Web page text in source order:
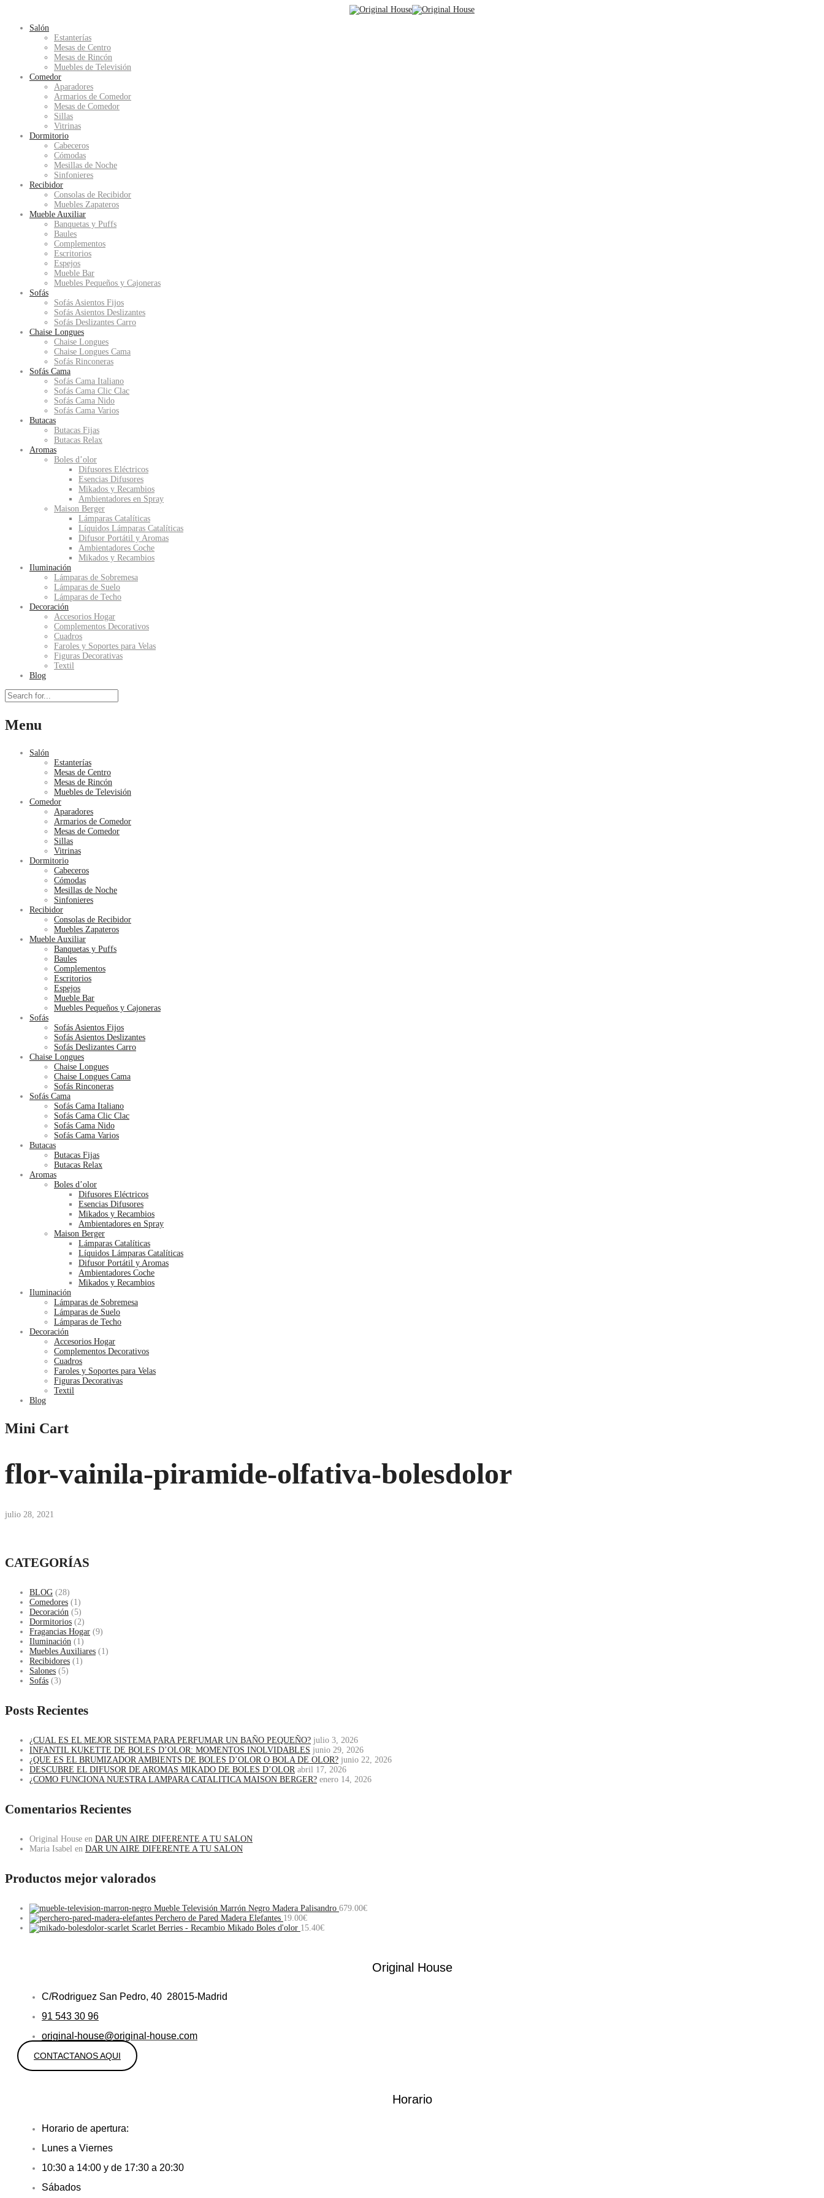
Salón
Estanterías
Mesas de Centro
Mesas de Rincón
Muebles de Televisión
Comedor
Aparadores
Armarios de Comedor
Mesas de Comedor
Sillas
Vitrinas
Dormitorio
Cabeceros
Cómodas
Mesillas de Noche
Sinfonieres
Recibidor
Consolas de Recibidor
Muebles Zapateros
Mueble Auxiliar
Banquetas y Puffs
Baules
Complementos
Escritorios
Espejos
Mueble Bar
Muebles Pequeños y Cajoneras
Sofás
Sofás Asientos Fijos
Sofás Asientos Deslizantes
Sofás Deslizantes Carro
Chaise Longues
Chaise Longues
Chaise Longues Cama
Sofás Rinconeras
Sofás Cama
Sofás Cama Italiano
Sofás Cama Clic Clac
Sofás Cama Nido
Sofás Cama Varios
Butacas
Butacas Fijas
Butacas Relax
Aromas
Boles d’olor
Difusores Eléctricos
Esencias Difusores
Mikados y Recambios
Ambientadores en Spray
Maison Berger
Lámparas Catalíticas
Líquidos Lámparas Catalíticas
Difusor Portátil y Aromas
Ambientadores Coche
Mikados y Recambios
Iluminación
Lámparas de Sobremesa
Lámparas de Suelo
Lámparas de Techo
Decoración
Accesorios Hogar
Complementos Decorativos
Cuadros
Faroles y Soportes para Velas
Figuras Decorativas
Textil
Blog
Menu
Salón
Estanterías
Mesas de Centro
Mesas de Rincón
Muebles de Televisión
Comedor
Aparadores
Armarios de Comedor
Mesas de Comedor
Sillas
Vitrinas
Dormitorio
Cabeceros
Cómodas
Mesillas de Noche
Sinfonieres
Recibidor
Consolas de Recibidor
Muebles Zapateros
Mueble Auxiliar
Banquetas y Puffs
Baules
Complementos
Escritorios
Espejos
Mueble Bar
Muebles Pequeños y Cajoneras
Sofás
Sofás Asientos Fijos
Sofás Asientos Deslizantes
Sofás Deslizantes Carro
Chaise Longues
Chaise Longues
Chaise Longues Cama
Sofás Rinconeras
Sofás Cama
Sofás Cama Italiano
Sofás Cama Clic Clac
Sofás Cama Nido
Sofás Cama Varios
Butacas
Butacas Fijas
Butacas Relax
Aromas
Boles d’olor
Difusores Eléctricos
Esencias Difusores
Mikados y Recambios
Ambientadores en Spray
Maison Berger
Lámparas Catalíticas
Líquidos Lámparas Catalíticas
Difusor Portátil y Aromas
Ambientadores Coche
Mikados y Recambios
Iluminación
Lámparas de Sobremesa
Lámparas de Suelo
Lámparas de Techo
Decoración
Accesorios Hogar
Complementos Decorativos
Cuadros
Faroles y Soportes para Velas
Figuras Decorativas
Textil
Blog
Mini Cart
flor-vainila-piramide-olfativa-bolesdolor
julio 28, 2021
CATEGORÍAS
BLOG (28)
Comedores (1)
Decoración (5)
Dormitorios (2)
Fragancias Hogar (9)
Iluminación (1)
Muebles Auxiliares (1)
Recibidores (1)
Salones (5)
Sofás (3)
Posts Recientes
¿CUAL ES EL MEJOR SISTEMA PARA PERFUMAR UN BAÑO PEQUEÑO? julio 3, 2026
INFANTIL KUKETTE DE BOLES D’OLOR: MOMENTOS INOLVIDABLES junio 29, 2026
¿QUE ES EL BRUMIZADOR AMBIENTS DE BOLES D’OLOR O BOLA DE OLOR? junio 22, 2026
DESCUBRE EL DIFUSOR DE AROMAS MIKADO DE BOLES D’OLOR abril 17, 2026
¿COMO FUNCIONA NUESTRA LAMPARA CATALITICA MAISON BERGER? enero 14, 2026
Comentarios Recientes
Original House en DAR UN AIRE DIFERENTE A TU SALON
Maria Isabel en DAR UN AIRE DIFERENTE A TU SALON
Productos mejor valorados
Mueble Televisión Marrón Negro Madera Palisandro 679.00€
Perchero de Pared Madera Elefantes 19.00€
Scarlet Berries - Recambio Mikado Boles d'olor 15.40€
Original House
C/Rodriguez San Pedro, 40 28015-Madrid
91 543 30 96
original-house@original-house.com
CONTACTANOS AQUI
Horario
Horario de apertura:
Lunes a Viernes
10:30 a 14:00 y de 17:30 a 20:30
Sábados